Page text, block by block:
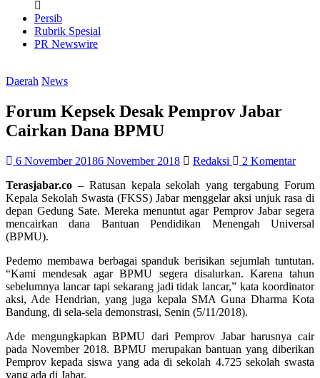
Persib
Rubrik Spesial
PR Newswire
Daerah News
Forum Kepsek Desak Pemprov Jabar
Cairkan Dana BPMU
6 November 20186 November 2018 Redaksi
2 Komentar
Terasjabar.co – Ratusan kepala sekolah yang tergabung Forum
Kepala Sekolah Swasta (FKSS) Jabar menggelar aksi unjuk rasa di
depan Gedung Sate. Mereka menuntut agar Pemprov Jabar segera
mencairkan dana Bantuan Pendidikan Menengah Universal
(BPMU).
Pedemo membawa berbagai spanduk berisikan sejumlah tuntutan.
“Kami mendesak agar BPMU segera disalurkan. Karena tahun
sebelumnya lancar tapi sekarang jadi tidak lancar,” kata koordinator
aksi, Ade Hendrian, yang juga kepala SMA Guna Dharma Kota
Bandung, di sela-sela demonstrasi, Senin (5/11/2018).
Ade mengungkapkan BPMU dari Pemprov Jabar harusnya cair
pada November 2018. BPMU merupakan bantuan yang diberikan
Pemprov kepada siswa yang ada di sekolah 4.725 sekolah swasta
yang ada di Jabar.